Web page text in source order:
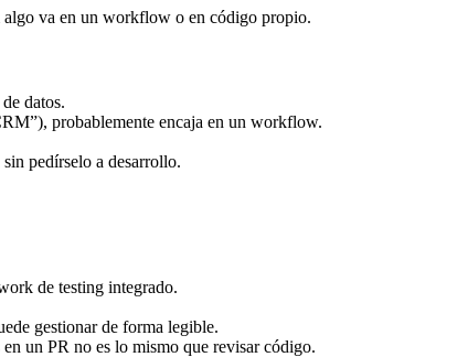
algo va en un workflow o en código propio.
datos.
probablemente encaja en un workflow.
pedírselo a desarrollo.
de testing integrado.
gestionar de forma legible.
un PR no es lo mismo que revisar código.